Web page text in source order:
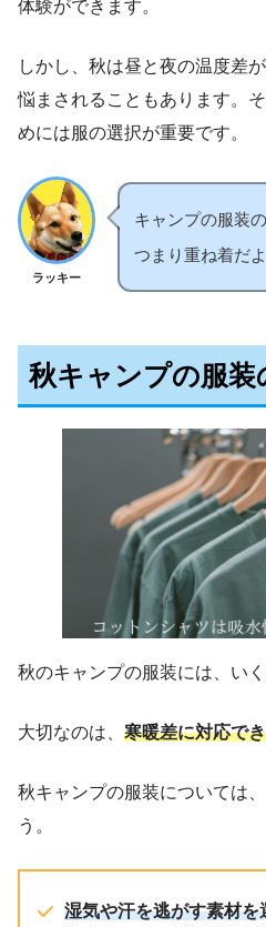
体験ができます。
しかし、秋は昼と夜の温度差
悩まされることもあります。
めには服の選択が重要です。
ラッキー
キャンプの服装
つまり重ね着だよ
秋キャンプの服装
秋のキャンプの服装には、い
大切なのは、 寒暖差に対応で
秋キャンプの服装については
う。
湿気や汗を逃がす素材を